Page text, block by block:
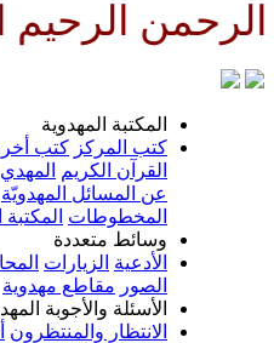
الرحيم
المكتبة المهدوية
كتب المركز كتب
القرآن الكريم
عن المسائل المهدويّة
المخطوطات المكتبة
وسائط متعددة
الأدعية الزيارات
الصور مقاطع مهدوية
الأسئلة والأجوبة
الانتظار والمنتظرون